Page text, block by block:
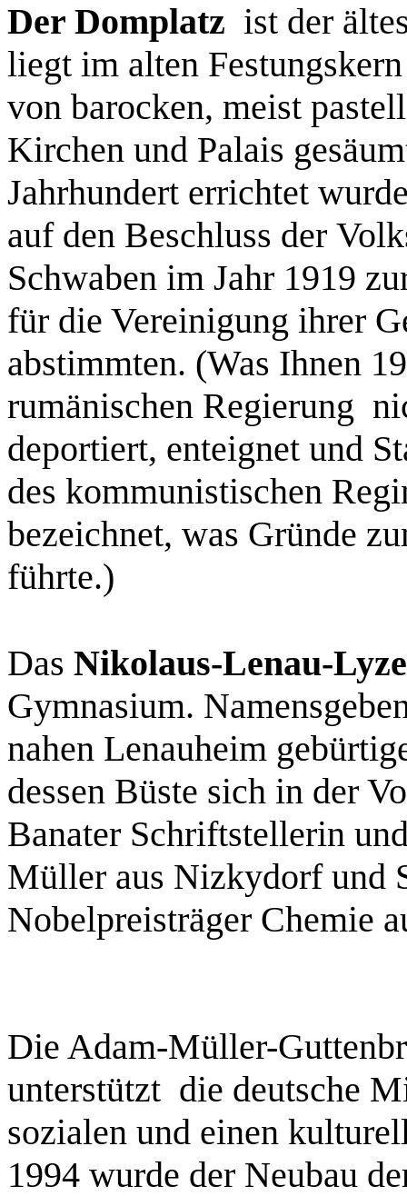
Der Domplatz ist der
liegt im alten
von barocken, meist
Kirchen und Palais
Jahrhundert errichtet
auf den Beschluss der
Schwaben im Jahr 1919
für die Vereinigung ihrer
abstimmten. (Was Ihnen
rumänischen Regierung
deportiert, enteignet und
des kommunistischen
bezeichnet, was Gründe
führte.)
Das Nikolaus-Lenau-
Gymnasium.
nahen Lenauheim
dessen Büste sich in der
Banater Schriftstellerin
Müller aus Nizkydorf und
Nobelpreisträger Chemie
Die Adam-Müller-
unterstützt die deutsche
sozialen und einen
1994 wurde der Neubau